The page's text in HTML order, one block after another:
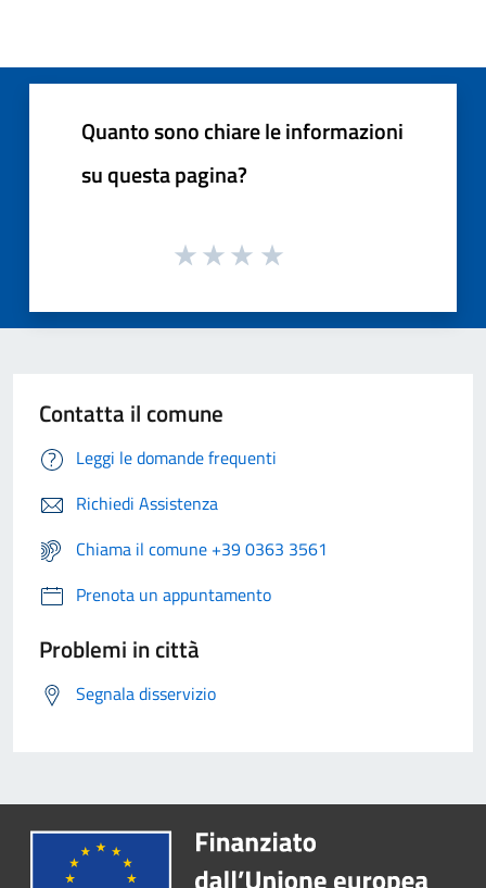
Quanto sono chiare le informazioni
su questa pagina?
Contatta il comune
Leggi le domande frequenti
Richiedi Assistenza
Chiama il comune +39 0363 3561
Prenota un appuntamento
Problemi in città
Segnala disservizio